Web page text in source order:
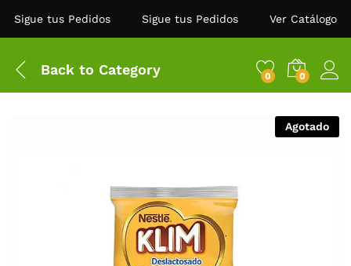
Sigue tus Pedidos Sigue tus Pedidos Ver Catálogo
Back to Category 0 0
Agotado